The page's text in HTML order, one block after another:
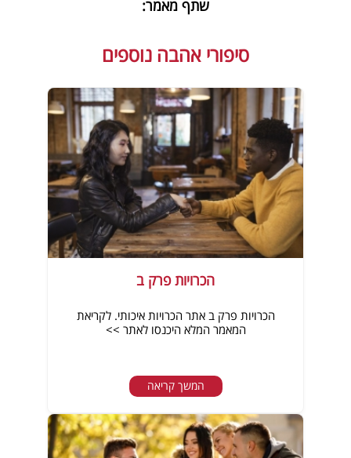
שתף מאמר:
סיפורי אהבה נוספים
הכרויות פרק ב
הכרויות פרק ב אתר הכרויות איכותי. לקריאת
המאמר המלא היכנסו לאתר >>
המשך קריאה